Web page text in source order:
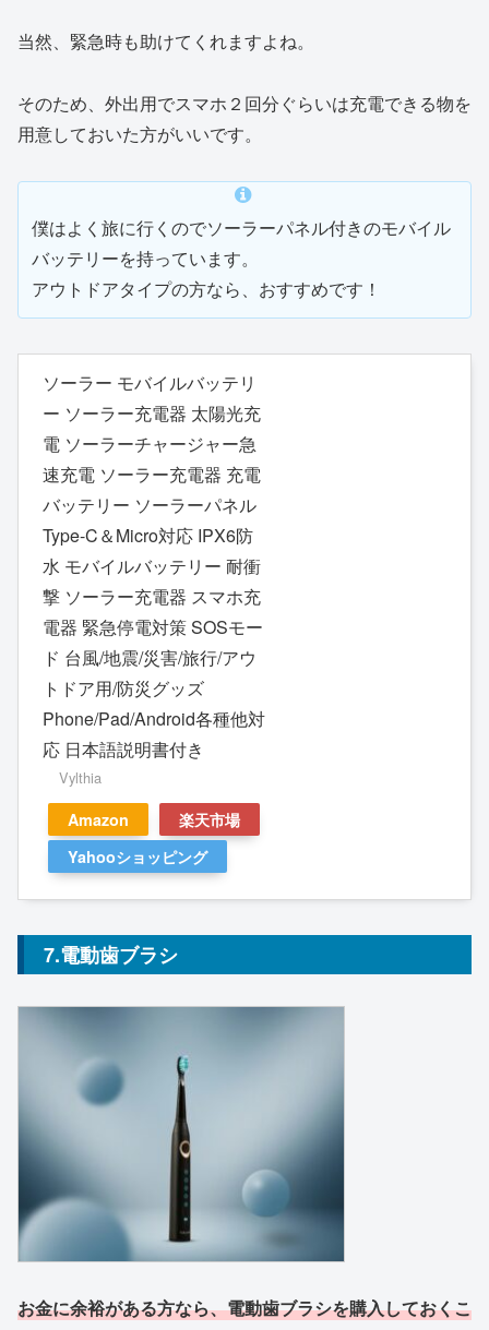
当然、緊急時も助けてくれますよね。
そのため、外出用でスマホ２回分ぐらいは充電できる物を
用意しておいた方がいいです。
僕はよく旅に行くのでソーラーパネル付きのモバイル
バッテリーを持っています。
アウトドアタイプの方なら、おすすめです！
ソーラー モバイルバッテリ
ー ソーラー充電器 太陽光充
電 ソーラーチャージャー急
速充電 ソーラー充電器 充電
バッテリー ソーラーパネル
Type-C＆Micro対応 IPX6防
水 モバイルバッテリー 耐衝
撃 ソーラー充電器 スマホ充
電器 緊急停電対策 SOSモー
ド 台風/地震/災害/旅行/アウ
トドア用/防災グッズ
Phone/Pad/Android各種他対
応 日本語説明書付き
Vylthia
Amazon
楽天市場
Yahooショッピング
7.電動歯ブラシ
お金に余裕がある方なら、電動歯ブラシを購入しておくこ